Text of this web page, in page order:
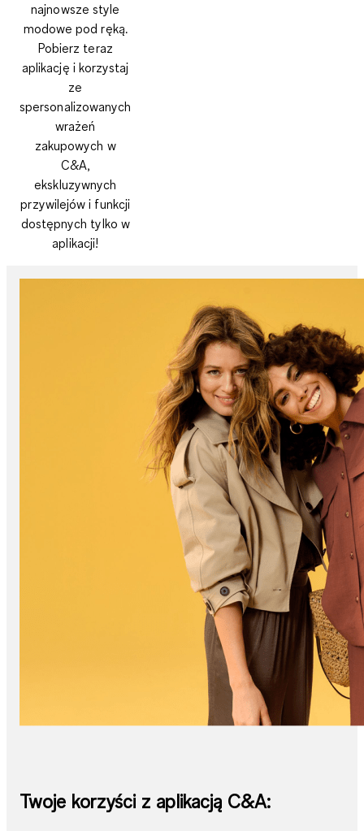
najnowsze style
modowe pod ręką.
Pobierz teraz
aplikację i korzystaj
ze
spersonalizowanych
wrażeń
zakupowych w
C&A,
ekskluzywnych
przywilejów i funkcji
dostępnych tylko w
aplikacji!
Twoje korzyści z aplikacją C&A: